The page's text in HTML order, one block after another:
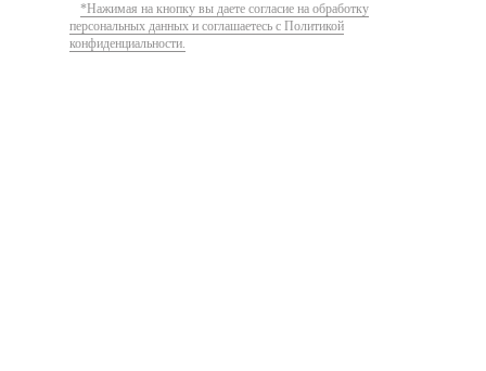
*Нажимая на кнопку вы даете согласие на обработку
персональных данных и соглашаетесь с Политикой
конфиденциальности.